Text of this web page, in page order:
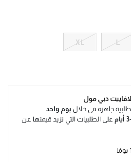
L
XL
دبي مول
طلبية جاهزة في خلال يوم واحد
على الطلبيات التي تزيد قيمتها عن